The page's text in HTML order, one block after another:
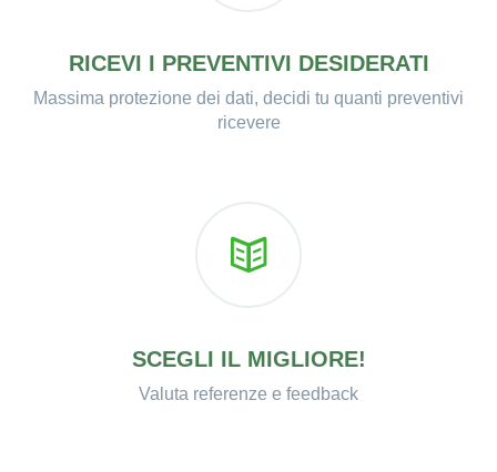
RICEVI I PREVENTIVI DESIDERATI
Massima protezione dei dati, decidi tu quanti preventivi
ricevere
SCEGLI IL MIGLIORE!
Valuta referenze e feedback